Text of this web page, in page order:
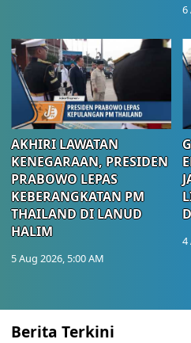
6
AKHIRI LAWATAN
KENEGARAAN, PRESIDEN
PRABOWO LEPAS
KEBERANGKATAN PM
THAILAND DI LANUD
HALIM
5 Aug 2026, 5:00 AM
4
Berita Terkini